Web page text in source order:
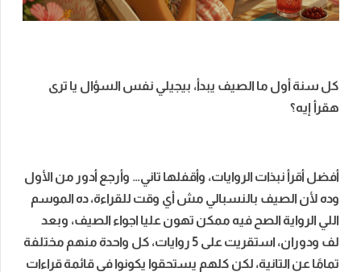
كل سنة أول ما الصيف يبدأ، بيجيلي نفس السؤال يا ترى
هقرأ إيه؟
أفضل أقرأ نبذات الروايات، وأقفلها تاني… وأرجع أدور من الأول
وده لأن الصيف بالنسبالي مش أي وقت للقراءة، ده الموسم
اللي الرواية الصح فيه ممكن تهون عليا اجواء الصيف، وبعد
لف ودوران، استقريت على 5 روايات، كل واحدة منهم مختلفة
تمامًا عن التانية، لكن كلهم يستحقوا يكونوا في قائمة قراءات